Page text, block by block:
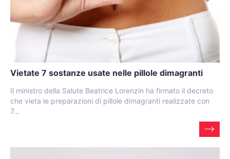
Vietate 7 sostanze usate nelle pillole dimagranti
Il ministro della Salute Beatrice Lorenzin ha firmato il decreto
che vieta le preparazioni di pillole dimagranti realizzate con
7...